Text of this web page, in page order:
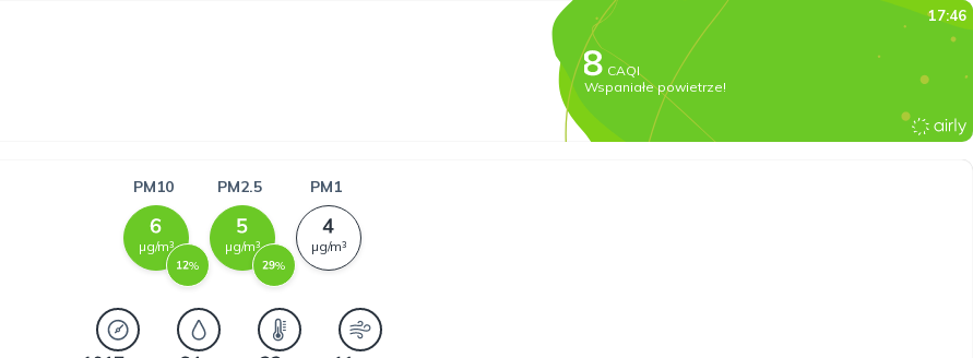
17:46
CAQI
Wspaniałe powietrze!
PM10
µg/m³
%
PM2.5
µg/m³
%
PM1
µg/m³